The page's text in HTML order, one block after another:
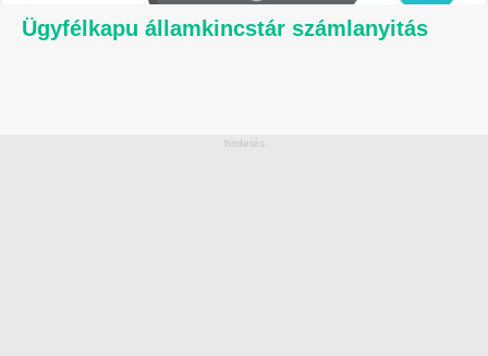
Ügyfélkapu államkincstár számlanyitás